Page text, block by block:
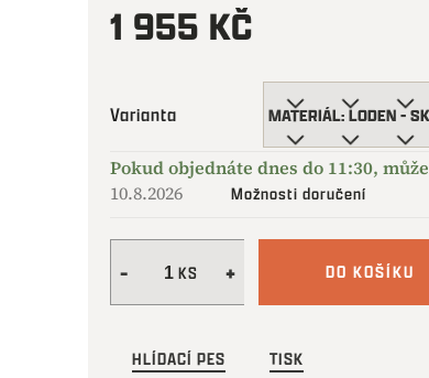
1 955 KČ
Varianta
10.8.2026 Možnosti doručení
DO KOŠÍKU
HLÍDACÍ PES TISK